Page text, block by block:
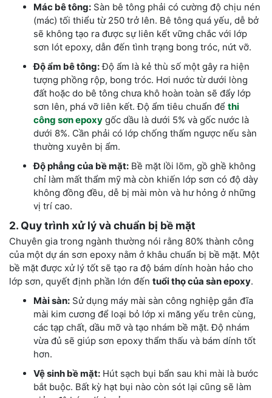
Mác bê tông: Sàn bê tông phải có cường độ chịu nén
(mác) tối thiểu từ 250 trở lên. Bê tông quá yếu, dễ bở
sẽ không tạo ra được sự liên kết vững chắc với lớp
sơn lót epoxy, dẫn đến tình trạng bong tróc, nứt vỡ.
Độ ẩm bê tông:Độ ẩm là kẻ thù số một gây ra hiện
tượng phồng rộp, bong tróc. Hơi nước từ dưới lòng
đất hoặc do bê tông chưa khô hoàn toàn sẽ đẩy lớp
sơn lên, phá vỡ liên kết. Độ ẩm tiêu chuẩn để thi
công sơn epoxy gốc dầu là dưới 5% và gốc nước là
dưới 8%. Cần phải có lớp chống thấm ngược nếu sàn
thường xuyên bị ẩm.
Độ phẳng của bề mặt: Bề mặt lồi lõm, gồ ghề không
chỉ làm mất thẩm mỹ mà còn khiến lớp sơn có độ dày
không đồng đều, dễ bị mài mòn và hư hỏng ở những
vị trí cao.
2. Quy trình xử lý và chuẩn bị bề mặt
Chuyên gia trong ngành thường nói rằng 80% thành công
của một dự án sơn epoxy nằm ở khâu chuẩn bị bề mặt. Một
bề mặt được xử lý tốt sẽ tạo ra độ bám dính hoàn hảo cho
lớp sơn, quyết định phần lớn đến tuổi thọ của sàn epoxy.
Mài sàn: Sử dụng máy mài sàn công nghiệp gắn đĩa
mài kim cương để loại bỏ lớp xi măng yếu trên cùng,
các tạp chất, dầu mỡ và tạo nhám bề mặt. Độ nhám
vừa đủ sẽ giúp sơn epoxy thẩm thấu và bám dính tốt
hơn.
Vệ sinh bề mặt: Hút sạch bụi bẩn sau khi mài là bước
bắt buộc. Bất kỳ hạt bụi nào còn sót lại cũng sẽ làm